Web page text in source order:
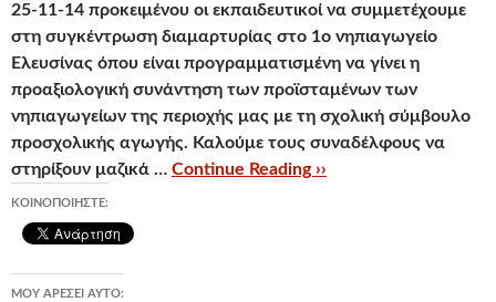
25-11-14 προκειμένου οι εκπαιδευτικοί να συμμετέχουμε
στη συγκέντρωση διαμαρτυρίας στο 1ο νηπιαγωγείο
Ελευσίνας όπου είναι προγραμματισμένη να γίνει η
προαξιολογική συνάντηση των προϊσταμένων των
νηπιαγωγείων της περιοχής μας με τη σχολική σύμβουλο
προσχολικής αγωγής. Καλούμε τους συναδέλφους να
στηρίξουν μαζικά … Continue Reading ››
ΚΟΙΝΟΠΟΙΉΣΤΕ:
ΜΟΥ ΑΡΈΣΕΙ ΑΥΤΌ: